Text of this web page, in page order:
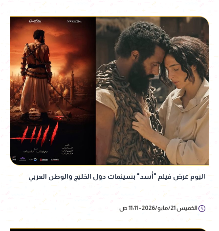
اليوم عرض فيلم "أسد" بسينمات دول الخليج والوطن العربي
الخميس 21/مايو/2026 - 11:11 ص